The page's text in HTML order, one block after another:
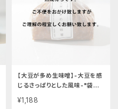
【大豆が多め生味噌】-大豆を感
じるさっぱりとした風味-"袋入り
食品 有機 調味料
¥1,188